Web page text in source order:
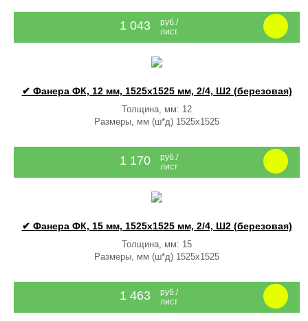
1 043
руб./
лист
✔ Фанера ФК, 12 мм, 1525x1525 мм, 2/4, Ш2 (березовая)
Толщина, мм: 12
Размеры, мм (ш*д) 1525x1525
1 170
руб./
лист
✔ Фанера ФК, 15 мм, 1525x1525 мм, 2/4, Ш2 (березовая)
Толщина, мм: 15
Размеры, мм (ш*д) 1525x1525
1 463
руб./
лист